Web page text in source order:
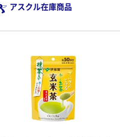
アスクル在庫商品